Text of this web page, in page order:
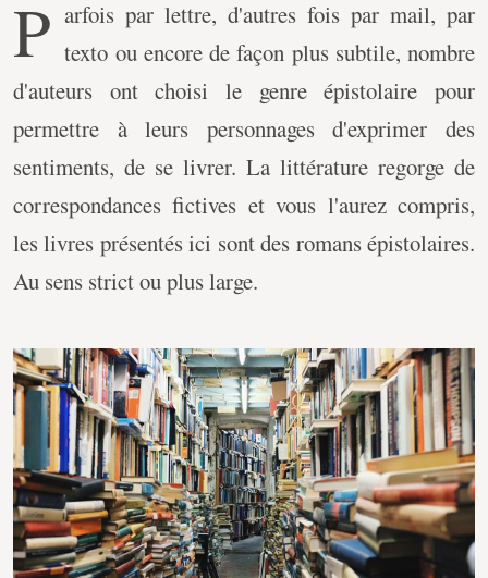
P arfois par lettre, d'autres fois par mail, par
texto ou encore de façon plus subtile, nombre
d'auteurs ont choisi le genre épistolaire pour
permettre à leurs personnages d'exprimer des
sentiments, de se livrer. La littérature regorge de
correspondances fictives et vous l'aurez compris,
les livres présentés ici sont des romans épistolaires.
Au sens strict ou plus large.